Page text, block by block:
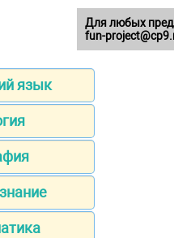
язык
Для любых
fun-